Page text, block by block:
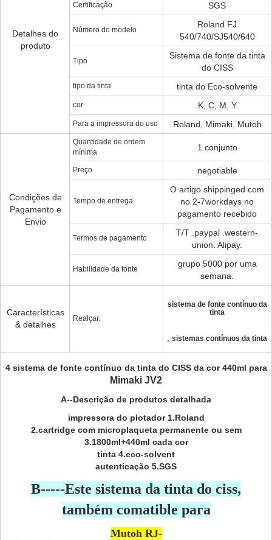
Detalhes do
produto
Certificação SGS
Número do modelo
Roland FJ
540/740/SJ540/640
Tipo
Sistema de fonte da tinta
do CISS
tipo da tinta tinta do Eco-solvente
cor K, C, M, Y
Para a impressora do uso Roland, Mimaki, Mutoh
Condições de
Pagamento e
Envio
Quantidade de ordem
mínima
1 conjunto
Preço negotiable
Tempo de entrega
O artigo shippinged com
no 2-7workdays no
pagamento recebido
Termos de pagamento
T/T .paypal .western-
union. Alipay.
Habilidade da fonte
grupo 5000 por uma
semana.
Características
& detalhes
Realçar:
sistema de fonte contínuo da
tinta
sistemas contínuos da tinta
4 sistema de fonte contínuo da tinta do CISS da cor 440ml para
Mimaki JV2
A--Descrição de produtos detalhada
impressora do plotador 1.Roland
2.cartridge com microplaqueta permanente ou sem
3.1800ml+440ml cada cor
tinta 4.eco-solvent
autenticação 5.SGS
B-----Este sistema da tinta do ciss,
também comatible para
Mutoh RJ-